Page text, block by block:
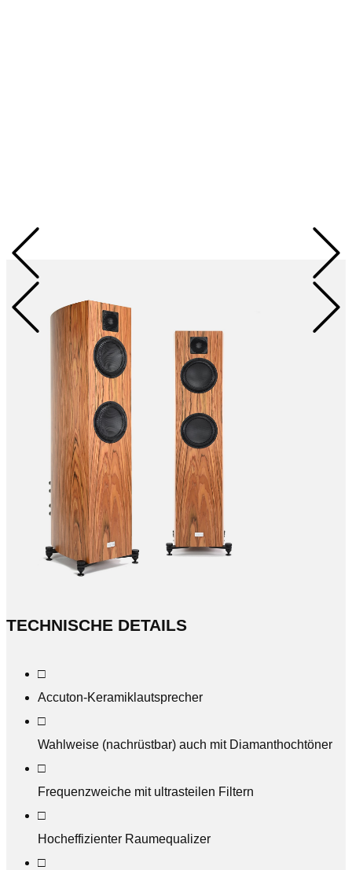
TECHNISCHE DETAILS
□
Accuton-Keramiklautsprecher
□
Wahlweise (nachrüstbar) auch mit Diamanthochtöner
□
Frequenzweiche mit ultrasteilen Filtern
□
Hocheffizienter Raumequalizer
□